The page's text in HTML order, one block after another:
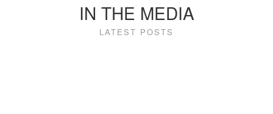
IN THE MEDIA
LATEST POSTS